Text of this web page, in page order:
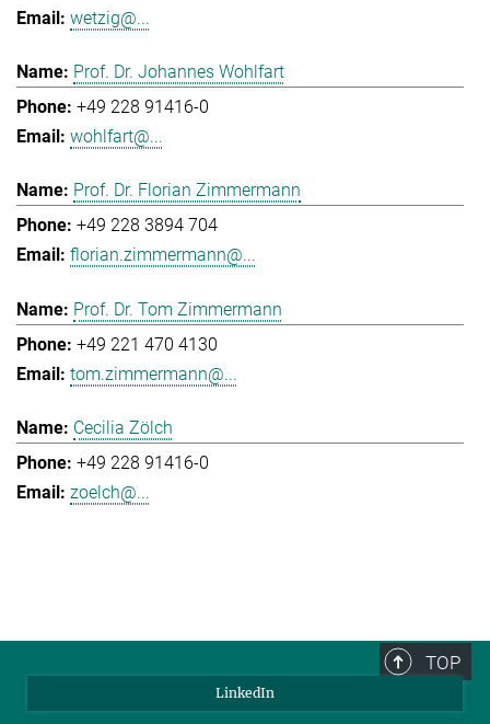
wetzig@...
Prof. Dr. Johannes Wohlfart
+49 228 91416-0
wohlfart@...
Prof. Dr. Florian Zimmermann
+49 228 3894 704
florian.zimmermann@...
Prof. Dr. Tom Zimmermann
+49 221 470 4130
tom.zimmermann@...
Cecilia Zölch
+49 228 91416-0
zoelch@...
TOP
LinkedIn